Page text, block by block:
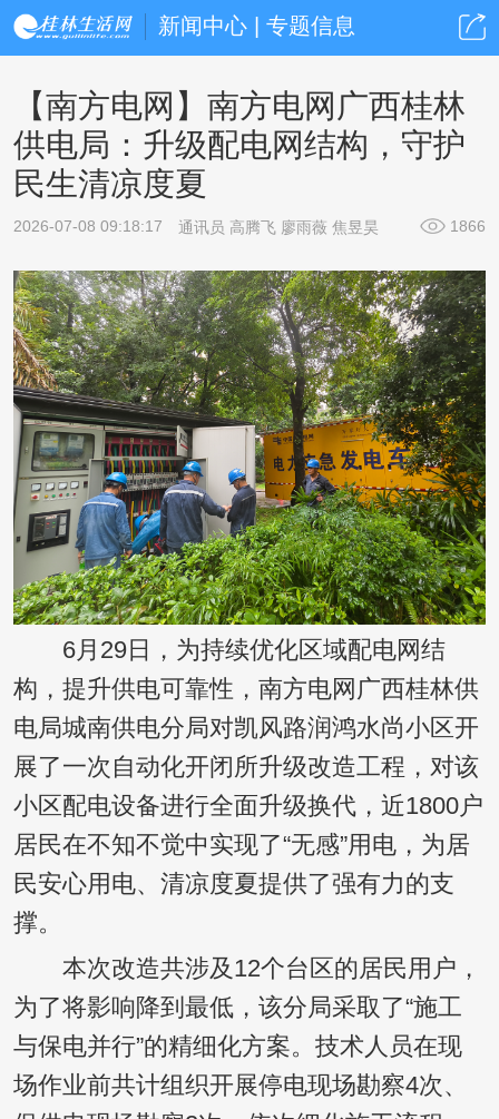
新闻中心 | 专题信息
【南方电网】南方电网广西桂林
供电局：升级配电网结构，守护
民生清凉度夏
2026-07-08 09:18:17 通讯员 高腾飞 廖雨薇 焦昱昊 1866
6月29日，为持续优化区域配电网结
构，提升供电可靠性，南方电网广西桂林供
电局城南供电分局对凯风路润鸿水尚小区开
展了一次自动化开闭所升级改造工程，对该
小区配电设备进行全面升级换代，近1800户
居民在不知不觉中实现了“无感”用电，为居
民安心用电、清凉度夏提供了强有力的支
撑。
本次改造共涉及12个台区的居民用户，
为了将影响降到最低，该分局采取了“施工
与保电并行”的精细化方案。技术人员在现
场作业前共计组织开展停电现场勘察4次、